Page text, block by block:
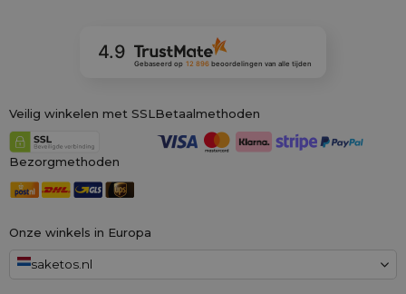
Onze winkels in Europa
saketos.nl
4.9
Gebaseerd op 12 896 beoordelingenvan alle tijden
Veilig winkelen met SSL Betaalmethoden
Bezorgmethoden